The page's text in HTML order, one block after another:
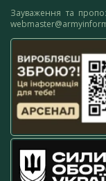
Зауваження та